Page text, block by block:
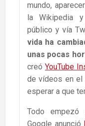
mundo,
la Wikipedia
público y vía
vida ha
unas pocas
creó YouTube
de vídeos en el
esperar a que
Todo empezó
Google anunció